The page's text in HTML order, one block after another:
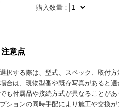
購入数量：
意点
択する際は、型式、スペック、取付方
合は、現物型番や既存写真があると適
も付属品や接続方式が異なることがあ
ションの同時手配により施工や交換が